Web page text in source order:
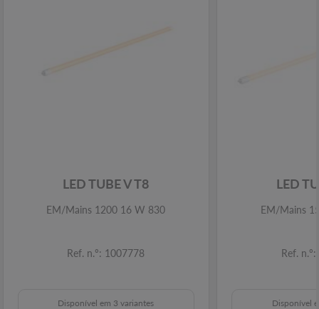
LED TUBE V T8
EM/Mains 1200 16 W 830
Ref. n.º: 1007778
Disponível em 3 variantes
LED
EM/Mains
Ref.
Disponível